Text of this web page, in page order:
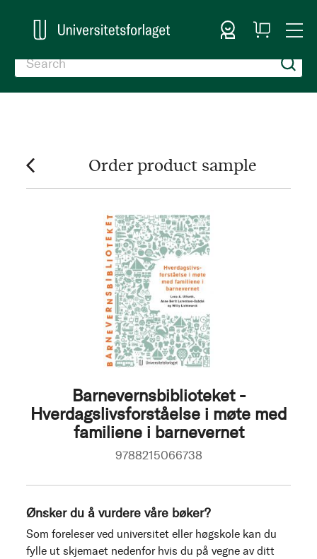
Sign In
My
Cart
Order product sample
Barnevernsbiblioteket -
Hverdagslivsforståelse i møte med
familiene i barnevernet
9788215066738
Ønsker du å vurdere våre bøker?
Som foreleser ved universitet eller høgskole kan du
fylle ut skjemaet nedenfor hvis du på vegne av ditt